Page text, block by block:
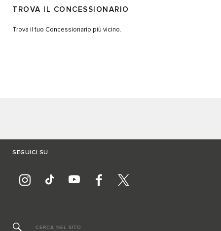
TROVA IL CONCESSIONARIO
Trova il tuo Concessionario più vicino.
SEGUICI SU
CERCA NEL SITO